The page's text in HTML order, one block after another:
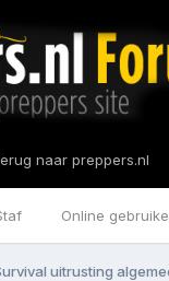
Online
naar preppers.nl
uitrusting